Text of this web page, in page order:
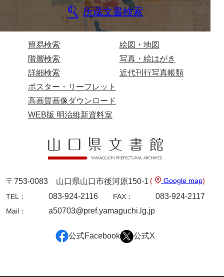
所蔵文書検索
簡易検索
階層検索
詳細検索
絵図・地図
写真・絵はがき
近代刊行写真帳類
ポスター・リーフレット
高画質画像ダウンロード
WEB版 明治維新資料室
〒753-0083 山口県山口市後河原150-1 ( Google map)
TEL：
083-924-2116 FAX： 083-924-2117
Mail： a50703@pref.yamaguchi.lg.jp
公式Facebook 公式X